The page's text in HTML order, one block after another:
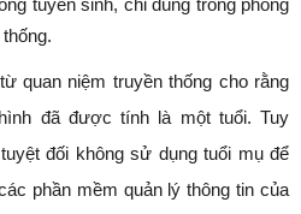
tuyển sinh, chỉ dùng trong phong
quan niệm truyền thống cho rằng
đã được tính là một tuổi. Tuy
đối không sử dụng tuổi mụ để
phần mềm quản lý thông tin của